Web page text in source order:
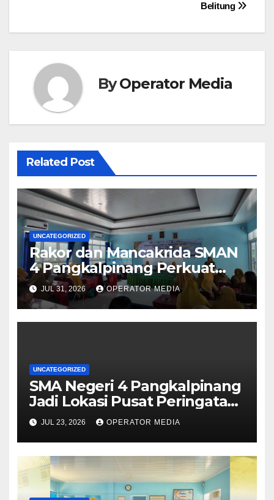
Belitung
ByOperator Media
Related Post
UNCATEGORIZED
Rakor dan Mancakrida SMAN
4 Pangkalpinang Perkuat
Kolaborasi Wujudkan Sekolah
Aman, Nyaman, dan
Menyenangkan
JUL 31, 2026 OPERATOR MEDIA
UNCATEGORIZED
SMA Negeri 4 Pangkalpinang
Jadi Lokasi Pusat Peringatan
Hari Anak Nasional 2026 di
Bangka Belitung
JUL 23, 2026 OPERATOR MEDIA